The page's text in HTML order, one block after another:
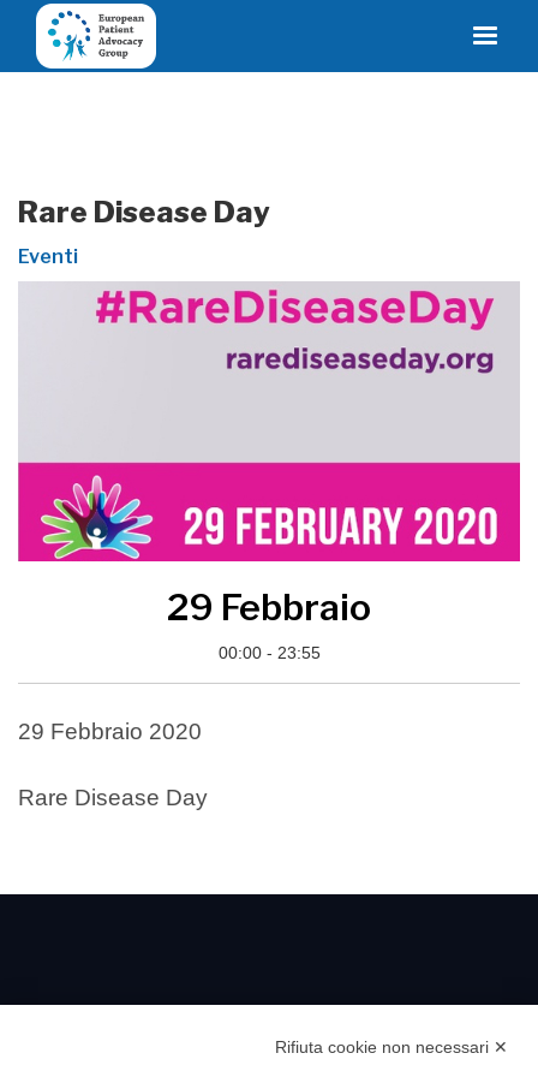
Rare Disease Day
Eventi
29 Febbraio
00:00 - 23:55
29 Febbraio 2020
Rare Disease Day
Rifiuta cookie non necessari ✕